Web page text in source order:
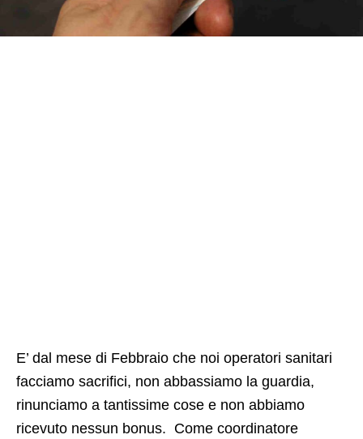
E’ dal mese di Febbraio che noi operatori sanitari
facciamo sacrifici, non abbassiamo la guardia,
rinunciamo a tantissime cose e non abbiamo
ricevuto nessun bonus. Come coordinatore